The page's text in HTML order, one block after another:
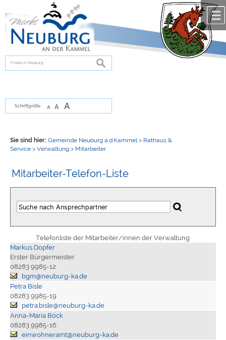
zur Navigationoder
springen.
suchen
Schriftgröße A A A
Sie sind hier: Gemeinde Neuburg a.d.Kammel > Rathaus &
Service> Verwaltung> Mitarbeiter
Mitarbeiter-Telefon-Liste
Telefonliste der Mitarbeiter/innen der Verwaltung
Markus Dopfer
Erster Bürgermeister
08283 9985-12
bgm@neuburg-ka.de
Petra Bisle
08283 9985-19
petra.bisle@neuburg-ka.de
Anna-Maria Böck
08283 9985-16
einwohneramt@neuburg-ka.de